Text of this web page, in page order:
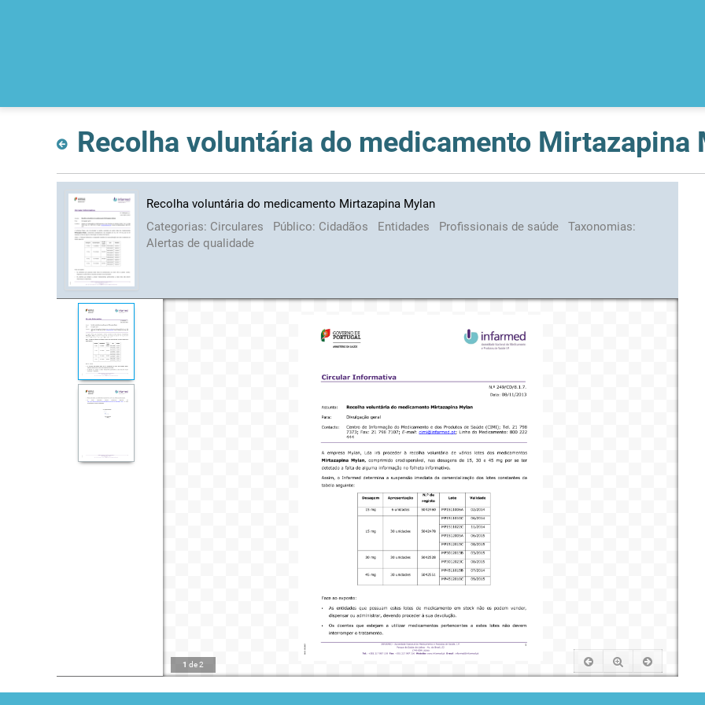
Recolha voluntária do medicamento Mirtazapina
Recolha voluntária do medicamento Mirtazapina Mylan
Categorias: Circulares Público: Cidadãos Entidades Profissionais de saúde
Taxonomias:
Alertas de qualidade
1 de2